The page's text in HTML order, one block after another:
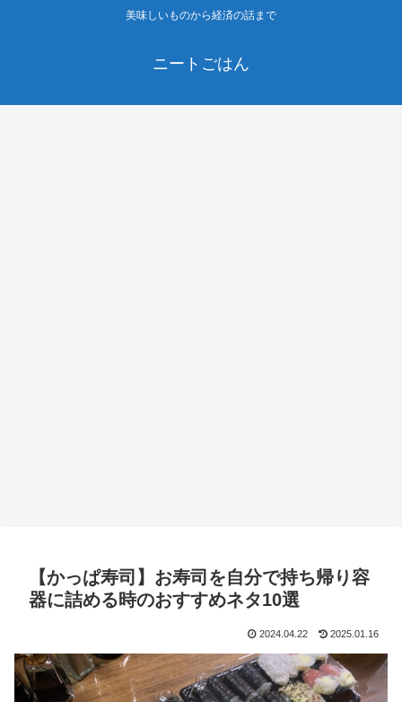
美味しいものから経済の話まで
ニートごはん
【かっぱ寿司】お寿司を自分で持ち帰り容
器に詰める時のおすすめネタ10選
2024.04.22 2025.01.16